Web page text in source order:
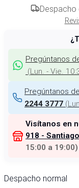
Despacho
Pregúntanos
(Lun. - Vie.
Pregúntanos
2244 3777 (
Visítanos en
918 -
15:00 a 19:00)
Despacho normal